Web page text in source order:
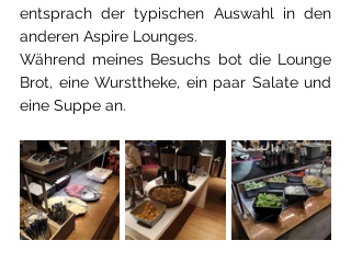
entsprach der typischen Auswahl in den
anderen Aspire Lounges.
Während meines Besuchs bot die Lounge
Brot, eine Wursttheke, ein paar Salate und
eine Suppe an.